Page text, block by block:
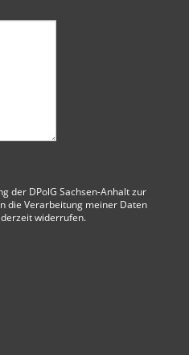
der DPolG Sachsen-Anhaltzur
die Verarbeitung meiner Daten
widerrufen.